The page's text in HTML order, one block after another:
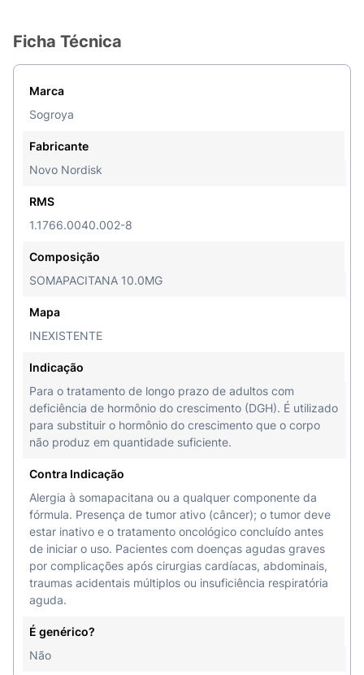
Ficha Técnica
Marca
Sogroya
Fabricante
Novo Nordisk
RMS
1.1766.0040.002-8
Composição
SOMAPACITANA 10.0MG
Mapa
INEXISTENTE
Indicação
Para o tratamento de longo prazo de adultos com
deficiência de hormônio do crescimento (DGH). É utilizado
para substituir o hormônio do crescimento que o corpo
não produz em quantidade suficiente.
Contra Indicação
Alergia à somapacitana ou a qualquer componente da
fórmula. Presença de tumor ativo (câncer); o tumor deve
estar inativo e o tratamento oncológico concluído antes
de iniciar o uso. Pacientes com doenças agudas graves
por complicações após cirurgias cardíacas, abdominais,
traumas acidentais múltiplos ou insuficiência respiratória
aguda.
É genérico?
Não